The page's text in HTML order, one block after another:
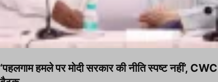
‘पहलगाम हमले पर मोदी सरकार की नीति स्पष्ट नहीं’, CWC